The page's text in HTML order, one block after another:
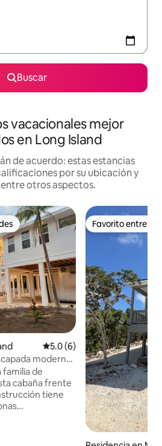
Buscar
vacacionales mejor
en Long Island
de acuerdo: estas estancias
por su ubicación y
otros aspectos.
Calificación promedio: 5.0
5.0 (6)
moderna
familia de
cabaña frente
tiene
Favorito entre
Favorito entre